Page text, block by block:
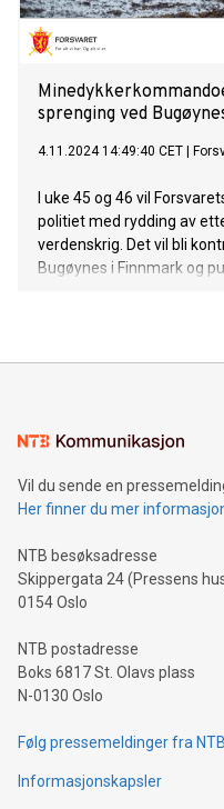
sprenging ved
4.11.2024 14:49:40 CET
I uke 45 og 46 vil
politiet med rydding av
verdenskrig. Det vil bli
Bugøynes i Finnmark og
Vil du sende en
Her finner du mer
NTB besøksadresse
Skippergata 24 (Pressens
0154 Oslo
NTB postadresse
Boks 6817 St. Olavs plass
N-0130 Oslo
Følg pressemeldinger fra
Informasjonskapsler